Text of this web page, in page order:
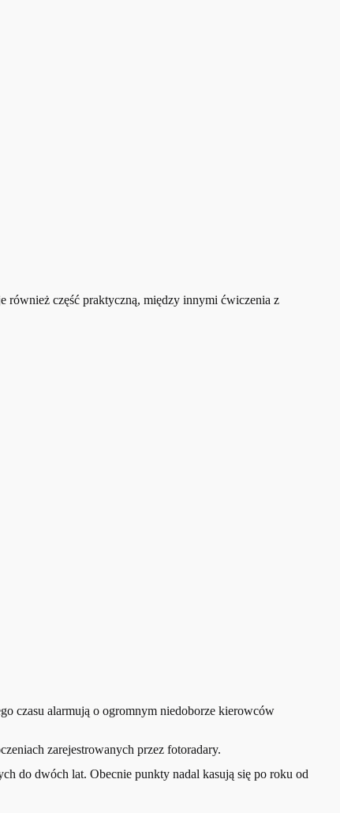
również część praktyczną, między innymi ćwiczenia z
czasu alarmują o ogromnym niedoborze kierowców
zarejestrowanych przez fotoradary.
do dwóch lat. Obecnie punkty nadal kasują się po roku od